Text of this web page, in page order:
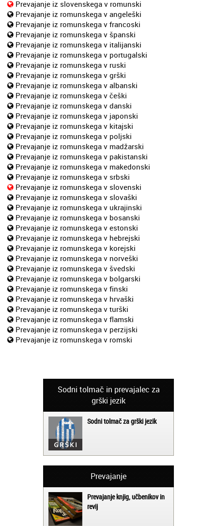
Prevajanje iz slovenskega v romunski
Prevajanje iz romunskega v angeleški
Prevajanje iz romunskega v francoski
Prevajanje iz romunskega v španski
Prevajanje iz romunskega v italijanski
Prevajanje iz romunskega v portugalski
Prevajanje iz romunskega v ruski
Prevajanje iz romunskega v grški
Prevajanje iz romunskega v albanski
Prevajanje iz romunskega v češki
Prevajanje iz romunskega v danski
Prevajanje iz romunskega v japonski
Prevajanje iz romunskega v kitajski
Prevajanje iz romunskega v poljski
Prevajanje iz romunskega v madžarski
Prevajanje iz romunskega v pakistanski
Prevajanje iz romunskega v makedonski
Prevajanje iz romunskega v srbski
Prevajanje iz romunskega v slovenski
Prevajanje iz romunskega v slovaški
Prevajanje iz romunskega v ukrajinski
Prevajanje iz romunskega v bosanski
Prevajanje iz romunskega v estonski
Prevajanje iz romunskega v hebrejski
Prevajanje iz romunskega v korejski
Prevajanje iz romunskega v norveški
Prevajanje iz romunskega v švedski
Prevajanje iz romunskega v bolgarski
Prevajanje iz romunskega v finski
Prevajanje iz romunskega v hrvaški
Prevajanje iz romunskega v turški
Prevajanje iz romunskega v flamski
Prevajanje iz romunskega v perzijski
Prevajanje iz romunskega v romski
Sodni tolmač in prevajalec za
grški jezik
Sodni tolmač za grški jezik
Prevajanje
Prevajanje knjig, učbenikov in
revij